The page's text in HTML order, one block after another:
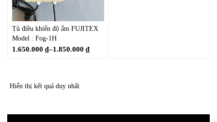
Tủ điều khiển độ ẩm FUJITEX
Model : Fog-1H
1.650.000 ₫–1.850.000 ₫
Hiển thị kết quả duy nhất